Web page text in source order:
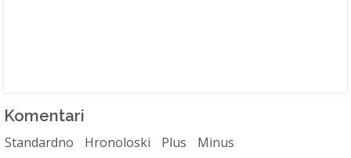
Komentari
Standardno Hronoloski Plus Minus